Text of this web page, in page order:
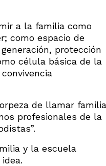
a la familia como
como espacio de
protección
célula básica de la
de llamar familia
profesionales de la
y la escuela